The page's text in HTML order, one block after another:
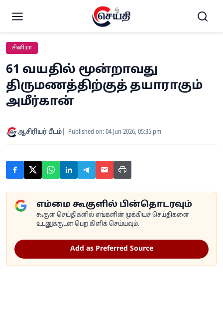
சினிமா
61 வயதில் மூன்றாவது
திருமணத்திற்குத் தயாராகும்
அமீர்கான்
ஆசிரியர் பீடம் Published on: 04 Jun 2026, 05:35 pm
எம்மை கூகுளில் பின்தொடரவும்
கூகுள் செய்திகளில் எங்களின் முக்கியச் செய்திகளை
உடனுக்குடன் பெற கிளிக் செய்யவும்.
Add as Preferred Source